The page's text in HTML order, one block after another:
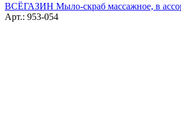
ВСЁГАЗИН Мыло-скраб массажное, в
Арт.: 953-054